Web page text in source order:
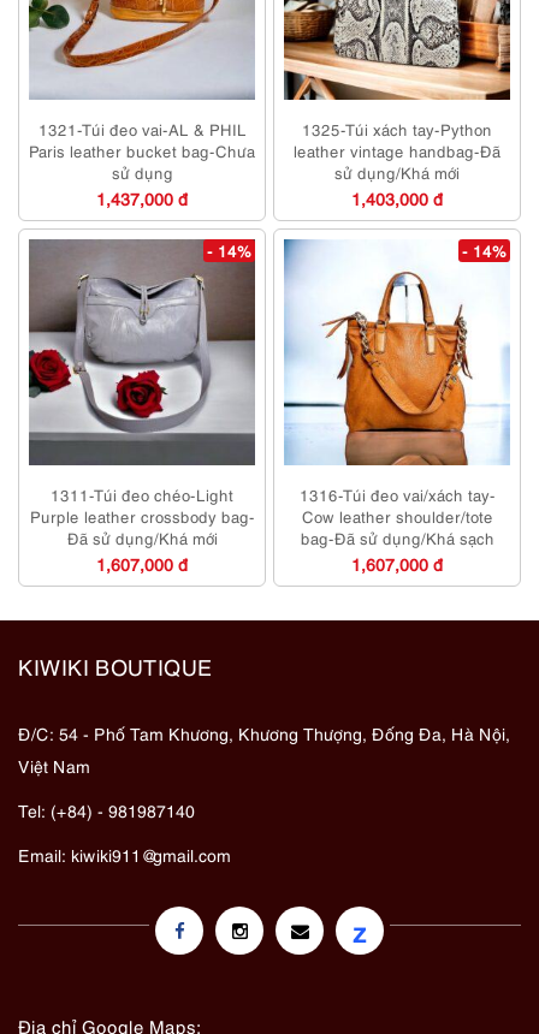
1321-Túi đeo vai-AL & PHIL
Paris leather bucket bag-Chưa
sử dụng
1,437,000 đ
1325-Túi xách tay-Python
leather vintage handbag-Đã
sử dụng/Khá mới
1,403,000 đ
- 14%
1311-Túi đeo chéo-Light
Purple leather crossbody bag-
Đã sử dụng/Khá mới
1,607,000 đ
- 14%
1316-Túi đeo vai/xách tay-
Cow leather shoulder/tote
bag-Đã sử dụng/Khá sạch
1,607,000 đ
KIWIKI BOUTIQUE
Đ/C: 54 - Phố Tam Khương, Khương Thượng, Đống Đa, Hà Nội,
Việt Nam
Tel: (+84) - 981987140
Email: kiwiki911@gmail.com
z
Địa chỉ Google Maps: